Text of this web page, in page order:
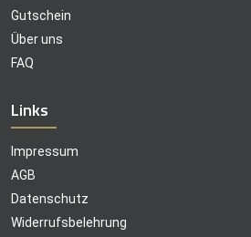
Gutschein
Über uns
FAQ
Links
Impressum
AGB
Datenschutz
Widerrufsbelehrung